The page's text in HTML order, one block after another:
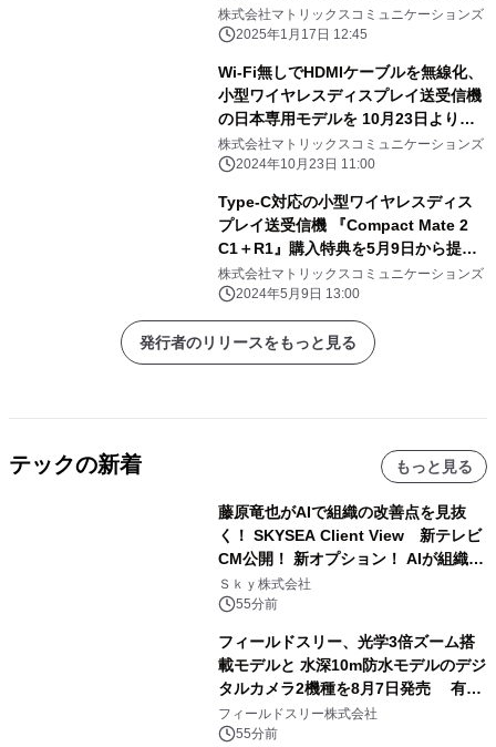
を プレゼントするキャンペーンを1月
17日より開催！
株式会社マトリックスコミュニケーションズ
2025年1月17日 12:45
Wi-Fi無しでHDMIケーブルを無線化、
小型ワイヤレスディスプレイ送受信機
の日本専用モデルを 10月23日より先
行発売
株式会社マトリックスコミュニケーションズ
2024年10月23日 11:00
Type-C対応の小型ワイヤレスディス
プレイ送受信機 『Compact Mate 2
C1＋R1』購入特典を5月9日から提供
開始
株式会社マトリックスコミュニケーションズ
2024年5月9日 13:00
発行者のリリースをもっと見る
テックの新着 もっと見る
藤原竜也がAIで組織の改善点を見抜
く！ SKYSEA Client View 新テレビ
CM公開！ 新オプション！ AIが組織の
業務実態を分析し労務改善を支援。 藤
原竜也メイキング動画公開 「もしAIが
自分を分析したら、すぐ休めと言われ
る自信がある」「昨年の夏はカブトム
シを捕まえたり、虫と戦ったり…」
Ｓｋｙ株式会社
55分前
フィールドスリー、光学3倍ズーム搭
載モデルと 水深10m防水モデルのデジ
タルカメラ2機種を8月7日発売 有効
約1300万画素、用途別に選べるコンデ
ジ新登場
フィールドスリー株式会社
55分前